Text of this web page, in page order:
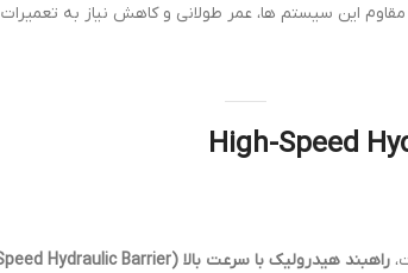
این سیستم ها، عمر طولانی و کاهش نیاز به
راهبند هیدرولیک با سرعت بالا (High-Speed Hydraulic Barrier)